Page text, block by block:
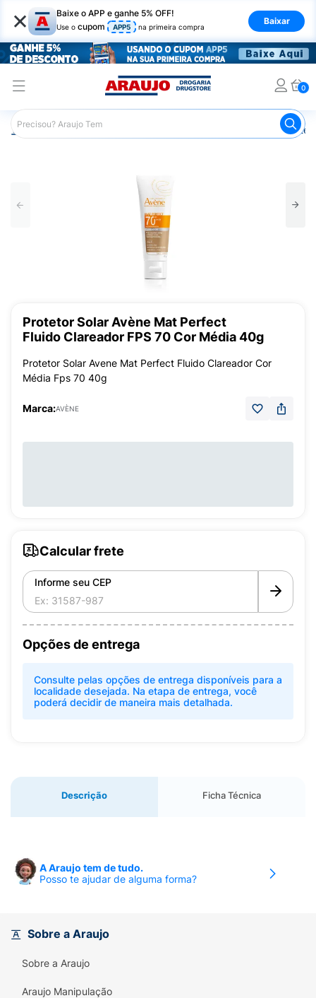
× Baixe o APP e ganhe 5% OFF!
Use o cupom APP5 na primeira compra
Baixar
0
Araujo Dermocosméticos
Protetor Solar Avène Mat Perfect
Fluido Clareador FPS 70 Cor Média 40g
Protetor Solar Avene Mat Perfect Fluido Clareador Cor
Média Fps 70 40g
Marca:AVÈNE
Calcular frete
Informe seu CEP
Opções de entrega
Consulte pelas opções de entrega disponíveis para a
localidade desejada. Na etapa de entrega, você
poderá decidir de maneira mais detalhada.
Descrição Ficha Técnica
A Araujo tem de tudo.
Posso te ajudar de alguma forma?
Sobre a Araujo
Sobre a Araujo
Araujo Manipulação